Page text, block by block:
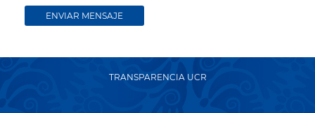
TRANSPARENCIA UCR